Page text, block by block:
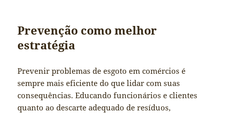
Prevenção como melhor
estratégia
Prevenir problemas de esgoto em comércios é
sempre mais eficiente do que lidar com suas
consequências. Educando funcionários e clientes
quanto ao descarte adequado de resíduos,